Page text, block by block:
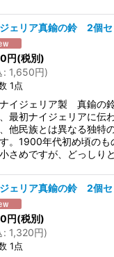
ェリア真鍮の鈴 2個セ
円(税別)
: 1,650円)
1点
イジェリア製 真鍮の
最初ナイジェリアに伝
他民族とは異なる独特
。1900年代初め頃のも
さめですが、どっしり
ェリア真鍮の鈴 2個セ
円(税別)
: 1,320円)
1点